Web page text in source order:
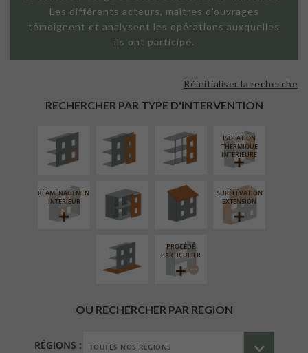
Les différents acteurs, maîtres d'ouvrages
témoignent et analysent les opérations auxquelles
ils ont participé.
RECHERCHER PAR TYPE D'INTERVENTION
Réinitialiser la recherche
EXTÉRIEURE
FAÇADE SUR
LINÉAIRE
ISOLATION
THERMIQUE
INTÉRIEURE
RÉAMÉNAGEMENT
INTÉRIEUR
FERMETURE
LOGGIAS
RÉFECTION DES
TOITURES
SURÉLÉVATION
EXTENSION
AMÉNAGEMENT
EXTÉRIEUR
PROCÉDÉ
PARTICULIER
OU RECHERCHER PAR REGION
RÉGIONS :